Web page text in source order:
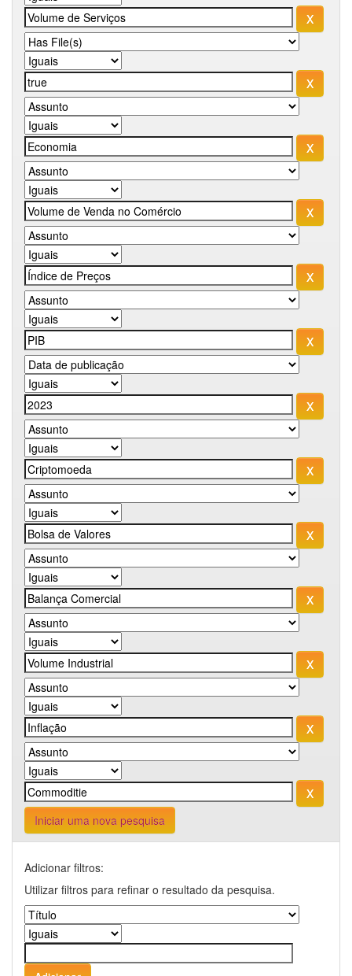
Iniciar uma nova pesquisa
Adicionar filtros:
Utilizar filtros para refinar o resultado da pesquisa.